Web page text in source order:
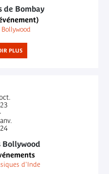
de Bombay
PLUS
Bollywood
d'Inde